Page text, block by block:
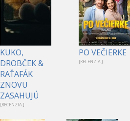
KUKO,
DROBČEK &
RAŤAFÁK
ZNOVU
ZASAHUJÚ
[RECENZIA ]
PO VEČIERKE
[RECENZIA ]